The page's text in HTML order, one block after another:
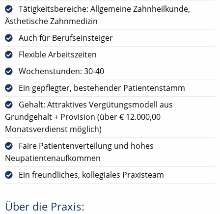
Tätigkeitsbereiche: Allgemeine Zahnheilkunde,
Ästhetische Zahnmedizin
Auch für Berufseinsteiger
Flexible Arbeitszeiten
Wochenstunden: 30-40
Ein gepflegter, bestehender Patientenstamm
Gehalt: Attraktives Vergütungsmodell aus
Grundgehalt + Provision (über € 12.000,00
Monatsverdienst möglich)
Faire Patientenverteilung und hohes
Neupatientenaufkommen
Ein freundliches, kollegiales Praxisteam
Über die Praxis: